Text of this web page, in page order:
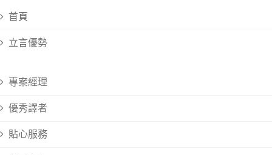
首頁
立言優勢
專案經理
優秀譯者
貼心服務